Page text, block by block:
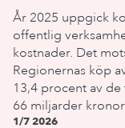
År 2025 uppgick
offentlig
kostnader. Det
Regionernas köp
13,4 procent av
66 miljarder
1/7 2026